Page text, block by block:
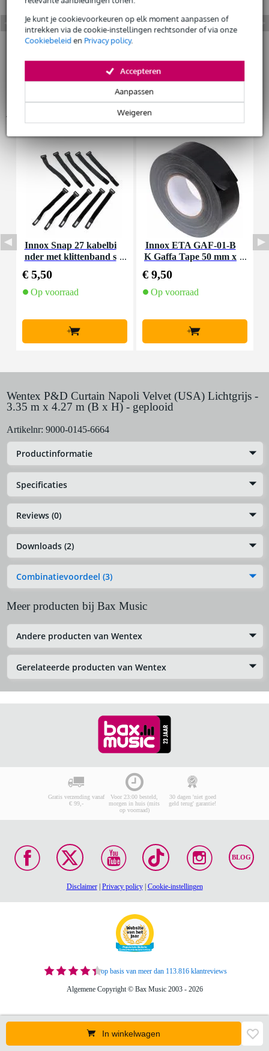
Je kunt je cookievoorkeuren op elk moment aanpassen of
intrekken via de cookie-instellingen rechtsonder of via onze
Cookiebeleiden Privacy policy.
Weigeren
Aanpassen
Accepteren
Innox Snap 27 kabelbi
nder met klittenband s
€ 5,50
Op voorraad
+
Innox ETA GAF-01-B
K Gaffa Tape 50 mm x
€ 9,50
Op voorraad
+
Wentex P&D Curtain Napoli Velvet (USA) Lichtgrijs -
3.35 m x 4.27 m (B x H) - geplooid
Artikelnr: 9000-0145-6664
Productinformatie
Specificaties
Reviews (0)
Downloads (2)
Combinatievoordeel (3)
Meer producten bij Bax Music
Andere producten van Wentex
Gerelateerde producten van Wentex
In winkelwagen
Gratis verzending vanaf
€ 99,-
Voor 23:00 besteld,
morgen in huis (mits
op voorraad)
30 dagen 'niet goed
geld terug' garantie!
BLOG
Disclaimer| Privacy policy| Cookie-instellingen
op basis van meer dan 113.816 klantreviews
Algemene Copyright © Bax Music 2003 - 2026